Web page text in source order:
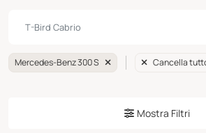
Mercedes-Benz 300 S Cancella
Mostra Filtri